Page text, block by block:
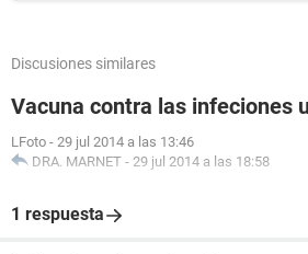
Discusiones similares
Vacuna contra las infeciones
LFoto - 29 jul 2014 a las 13:46
DRA. MARNET - 29 jul 2014 a las 18:58
1 respuesta